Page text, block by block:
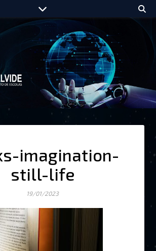
imagination-
still-life
19/01/2023